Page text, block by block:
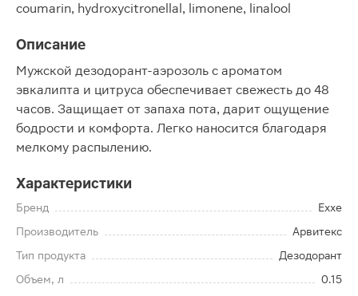
coumarin, hydroxycitronellal, limonene, linalool
Описание
Мужской дезодорант-аэрозоль с ароматом
эвкалипта и цитруса обеспечивает свежесть до 48
часов. Защищает от запаха пота, дарит ощущение
бодрости и комфорта. Легко наносится благодаря
мелкому распылению.
Характеристики
Бренд
Exxe
Производитель
Арвитекс
Тип продукта
Дезодорант
Объем, л
0.15